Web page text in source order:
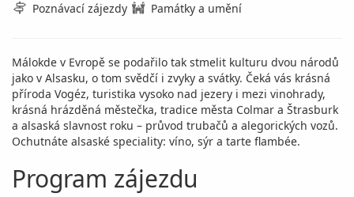
Poznávací zájezdy
Památky a umění
Málokde v Evropě se podařilo tak stmelit kulturu dvou národů
jako v Alsasku, o tom svědčí i zvyky a svátky. Čeká vás krásná
příroda Vogéz, turistika vysoko nad jezery i mezi vinohrady,
krásná hrázděná městečka, tradice města Colmar a Štrasburk
a alsaská slavnost roku – průvod trubačů a alegorických vozů.
Ochutnáte alsaské speciality: víno, sýr a tarte flambée.
Program zájezdu